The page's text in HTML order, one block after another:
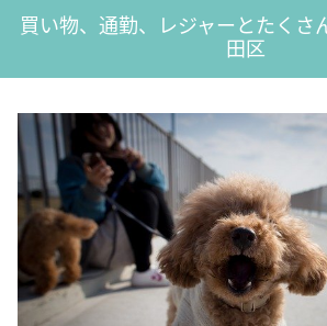
買い物、通勤、レジャーとたくさ
田区